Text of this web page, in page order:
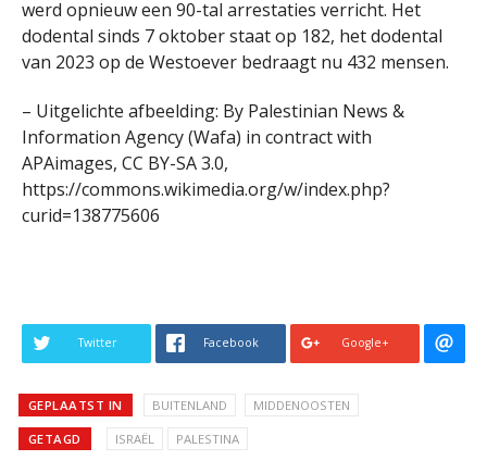
werd opnieuw een 90-tal arrestaties verricht. Het
dodental sinds 7 oktober staat op 182, het dodental
van 2023 op de Westoever bedraagt nu 432 mensen.
– Uitgelichte afbeelding: By Palestinian News &
Information Agency (Wafa) in contract with
APAimages, CC BY-SA 3.0,
https://commons.wikimedia.org/w/index.php?
curid=138775606
Twitter Facebook Google+
GEPLAATST IN BUITENLAND MIDDENOOSTEN
GETAGD ISRAËL PALESTINA